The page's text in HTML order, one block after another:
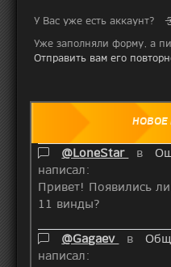
НОВОЕ
@LoneStar в
написал:
Привет! Появились
11 винды?
@Gagaev
в
написал:
У Вас уже есть аккаунт?
Уже заполняли форму, а
Отправить вам его